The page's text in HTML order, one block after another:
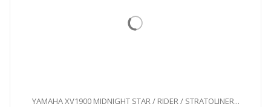
YAMAHA XV1900 MIDNIGHT STAR / RIDER / STRATOLINER...